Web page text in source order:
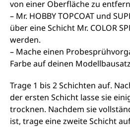
von einer Oberfläche zu
– Mr. HOBBY TOPCOAT und
über eine Schicht Mr. COLOR
werden.
– Mache einen
Farbe auf deinen
Trage 1 bis 2 Schichten auf.
der ersten Schicht lasse sie
trocknen. Nachdem sie
ist, trage eine zweite Schicht